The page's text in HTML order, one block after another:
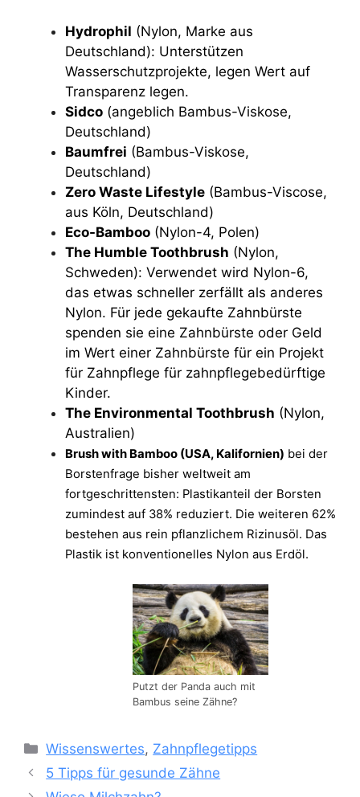
Hydrophil (Nylon, Marke aus
Deutschland): Unterstützen
Wasserschutzprojekte, legen Wert auf
Transparenz legen.
Sidco (angeblich Bambus-Viskose,
Deutschland)
Baumfrei (Bambus-Viskose,
Deutschland)
Zero Waste Lifestyle (Bambus-Viscose,
aus Köln, Deutschland)
Eco-Bamboo (Nylon-4, Polen)
The Humble Toothbrush (Nylon,
Schweden): Verwendet wird Nylon-6,
das etwas schneller zerfällt als anderes
Nylon. Für jede gekaufte Zahnbürste
spenden sie eine Zahnbürste oder Geld
im Wert einer Zahnbürste für ein Projekt
für Zahnpflege für zahnpflegebedürftige
Kinder.
The Environmental Toothbrush (Nylon,
Australien)
Brush with Bamboo (USA, Kalifornien) bei der
Borstenfrage bisher weltweit am
fortgeschrittensten: Plastikanteil der Borsten
zumindest auf 38% reduziert. Die weiteren 62%
bestehen aus rein pflanzlichem Rizinusöl. Das
Plastik ist konventionelles Nylon aus Erdöl.
Putzt der Panda auch mit
Bambus seine Zähne?
Kategorien
Wissenswertes, Zahnpflegetipps
5 Tipps für gesunde Zähne